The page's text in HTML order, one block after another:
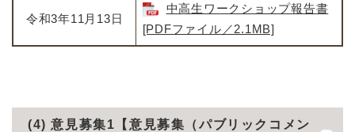
令和3年11月13日
中高生ワークショップ報告書
[PDFファイル／2.1MB]
(4) 意見募集1【意見募集（パブリックコメン